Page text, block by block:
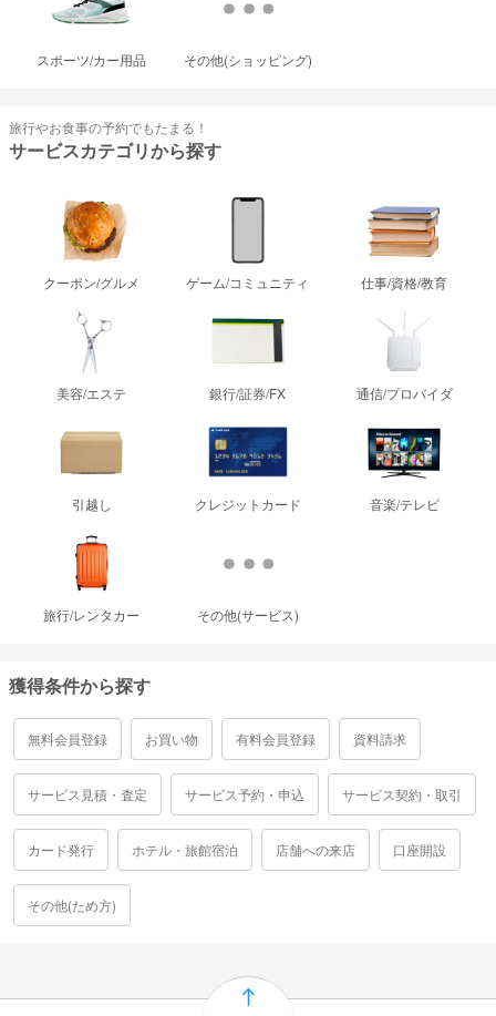
スポーツ/カー用品 その他(ショッピング)
旅行やお食事の予約でもたまる！
サービスカテゴリから探す
クーポン/グルメ ゲーム/コミュニティ 仕事/資格/教育
美容/エステ 銀行/証券/FX 通信/プロバイダ
引越し クレジットカード 音楽/テレビ
旅行/レンタカー その他(サービス)
獲得条件から探す
無料会員登録 お買い物 有料会員登録 資料請求
サービス見積・査定 サービス予約・申込 サービス契約・取引
カード発行 ホテル・旅館宿泊 店舗への来店 口座開設
その他(ため方)